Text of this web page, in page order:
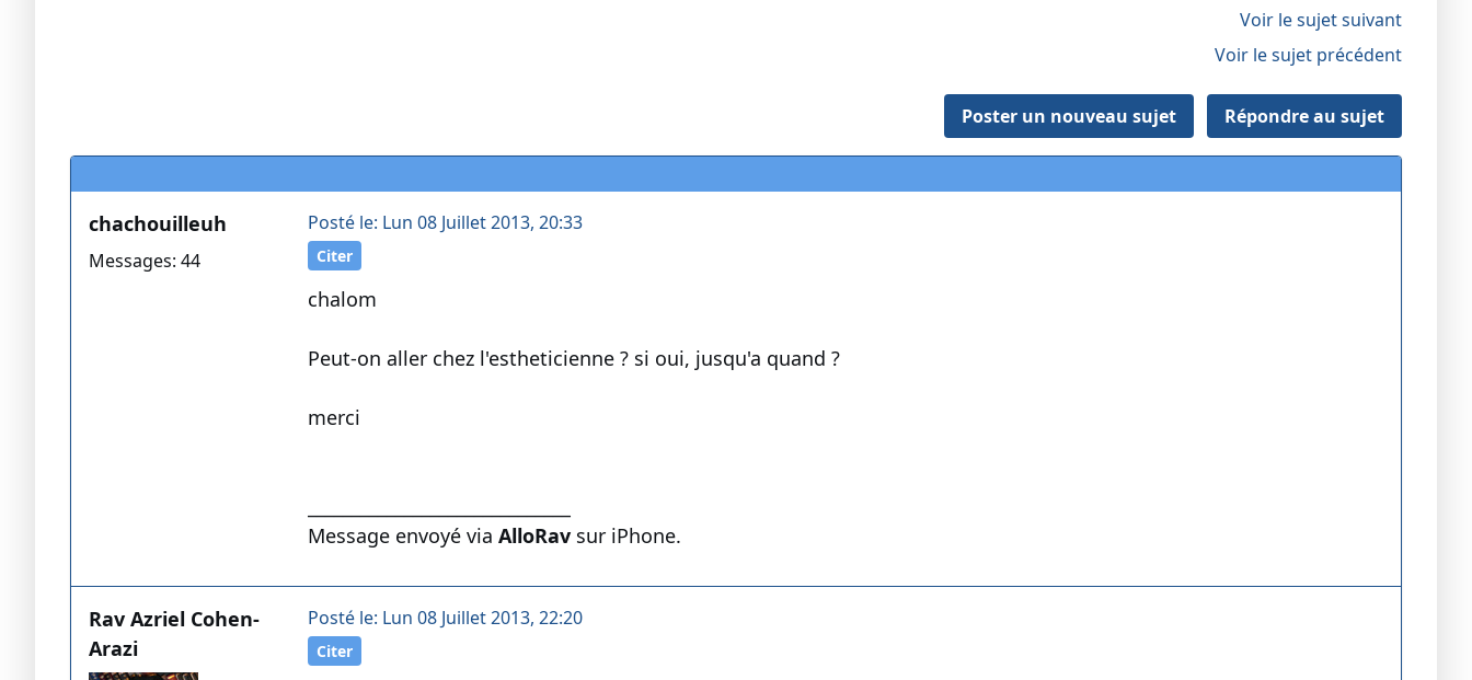
Voir le sujet suivant
Voir le sujet précédent
Poster un nouveau sujet Répondre au sujet
chachouilleuh
Messages: 44
Posté le: Lun 08 Juillet 2013, 20:33
Citer
chalom
Peut-on aller chez l'estheticienne ? si oui, jusqu'a quand ?
merci
Message envoyé via AlloRavsur iPhone.
Rav Azriel Cohen-
Arazi
Posté le: Lun 08 Juillet 2013, 22:20
Citer